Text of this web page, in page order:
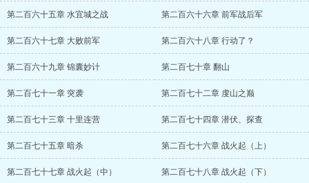
第二百六十五章 水宜城之战 第二百六十六章 前军战后军
第二百六十七章 大败前军 第二百六十八章 行动了？
第二百六十九章 锦囊妙计 第二百七十章 翻山
第二百七十一章 突袭 第二百七十二章 虔山之巅
第二百七十三章 十里连营 第二百七十四章 潜伏、探查
第二百七十五章 暗杀 第二百七十六章 战火起（上）
第二百七十七章 战火起（中） 第二百七十八章 战火起（下）